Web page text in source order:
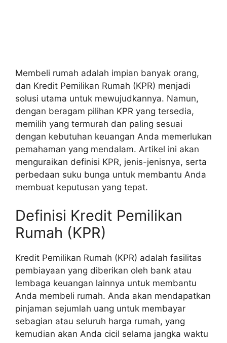
Membeli rumah adalah impian banyak orang,
dan Kredit Pemilikan Rumah (KPR) menjadi
solusi utama untuk mewujudkannya. Namun,
dengan beragam pilihan KPR yang tersedia,
memilih yang termurah dan paling sesuai
dengan kebutuhan keuangan Anda memerlukan
pemahaman yang mendalam. Artikel ini akan
menguraikan definisi KPR, jenis-jenisnya, serta
perbedaan suku bunga untuk membantu Anda
membuat keputusan yang tepat.
Definisi Kredit Pemilikan
Rumah (KPR)
Kredit Pemilikan Rumah (KPR) adalah fasilitas
pembiayaan yang diberikan oleh bank atau
lembaga keuangan lainnya untuk membantu
Anda membeli rumah. Anda akan mendapatkan
pinjaman sejumlah uang untuk membayar
sebagian atau seluruh harga rumah, yang
kemudian akan Anda cicil selama jangka waktu